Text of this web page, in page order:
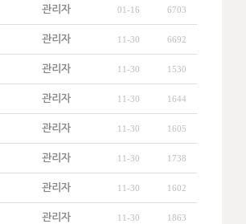
관리자 01-16 6703
관리자 11-30 6692
관리자 11-30 1530
관리자 11-30 1644
관리자 11-30 1605
관리자 11-30 1738
관리자 11-30 1602
관리자 11-30 1863